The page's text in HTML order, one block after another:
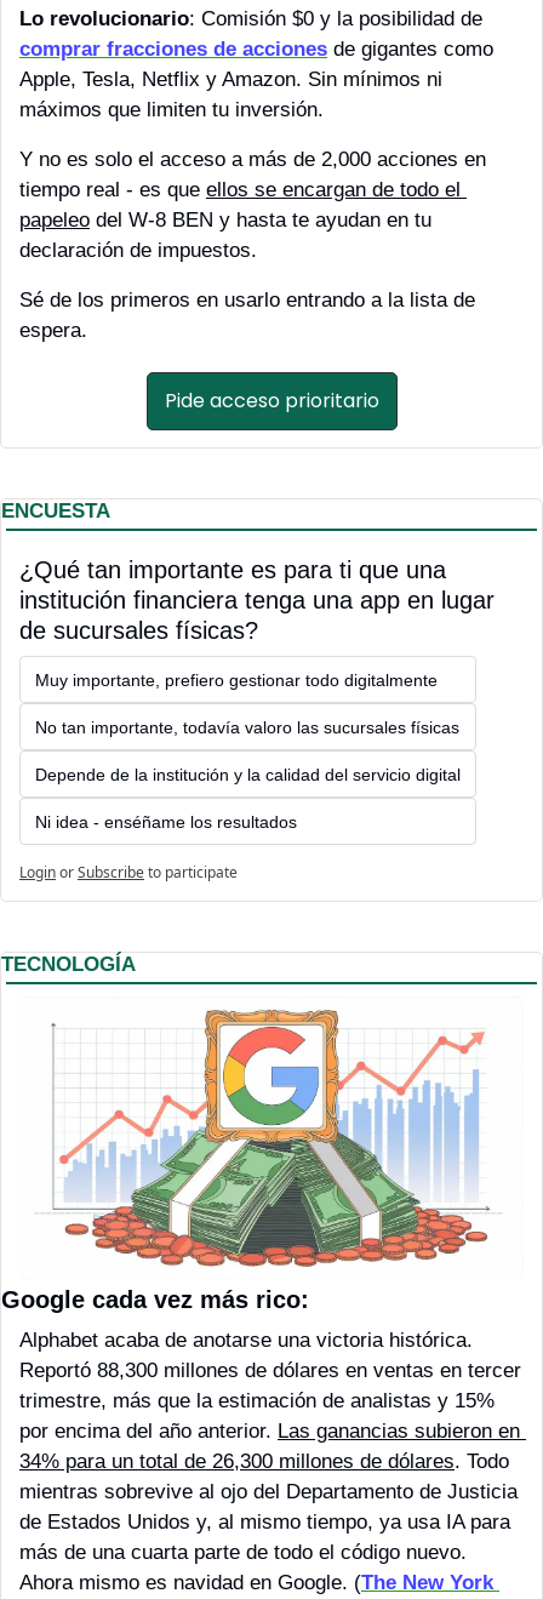
Lo revolucionario
comprar fracciones de acciones de gigantes como
Apple, Tesla, Netflix y Amazon. Sin mínimos ni
máximos que limiten tu inversión.
Y no es solo el acceso a más de 2,000 acciones en
tiempo real - es que ellos se encargan de todo el
papeleo del W-8 BEN y hasta te ayudan en tu
declaración de impuestos.
Sé de los primeros en usarlo entrando a la lista de
espera.
Pide acceso prioritario
ENCUESTA
¿Qué tan importante es para ti que una
institución financiera tenga una app en lugar
de sucursales físicas?
Muy importante, prefiero gestionar todo digitalmente
No tan importante, todavía valoro las sucursales físicas
Depende de la institución y la calidad del servicio digital
Ni idea - enséñame los resultados
LoginorSubscribeto participate
TECNOLOGÍA
Google cada vez más rico:
Alphabet acaba de anotarse una victoria histórica.
Reportó 88,300 millones de dólares en ventas en tercer
trimestre, más que la estimación de analistas y 15%
por encima del año anterior. Las ganancias subieron en
34% para un total de 26,300 millones de dólares. Todo
mientras sobrevive al ojo del Departamento de Justicia
de Estados Unidos y, al mismo tiempo, ya usa IA para
más de una cuarta parte de todo el código nuevo.
Ahora mismo es navidad en Google. (The New York